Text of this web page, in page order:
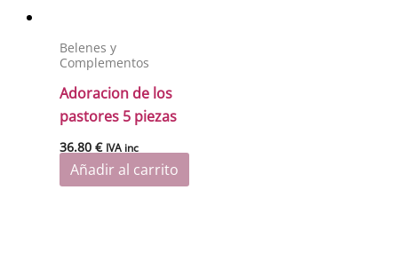
Belenes y
Complementos
Adoracion de los
pastores 5 piezas
36.80€ IVA inc
Añadir al carrito